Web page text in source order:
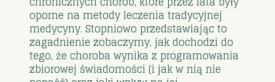
oporne na metody leczenia tradycyjnej
medycyny. Stopniowo przedstawiając to
zagadnienie zobaczymy, jak dochodzi do
tego, że choroba wynika z programowania
zbiorowej świadomości (i jak w nią nie